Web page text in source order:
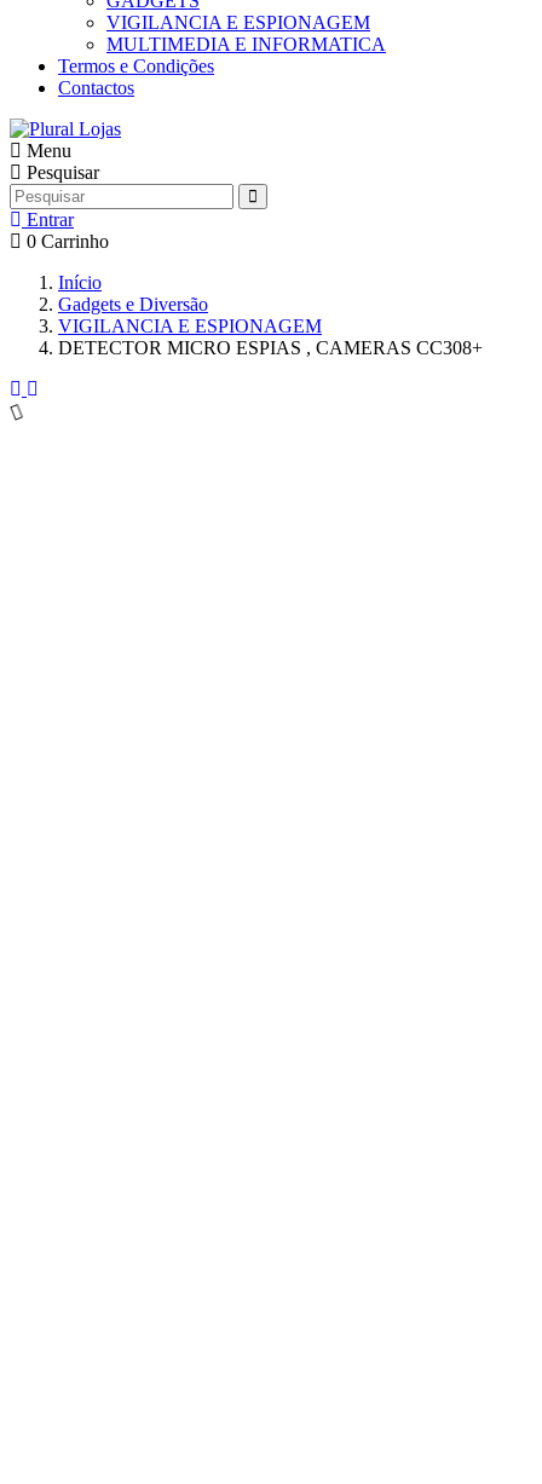
VIGILANCIA E ESPIONAGEM
MULTIMEDIA E INFORMATICA
Termos e Condições
Contactos
Menu
Pesquisar
Entrar
0 Carrinho
Início
Gadgets e Diversão
VIGILANCIA E ESPIONAGEM
DETECTOR MICRO ESPIAS , CAMERAS CC308+